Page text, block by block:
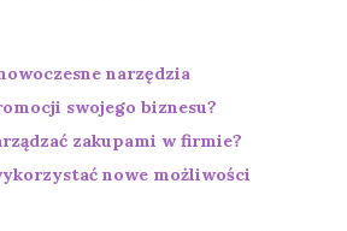
narzędzia
swojego biznesu?
zakupami w firmie?
nowe możliwości